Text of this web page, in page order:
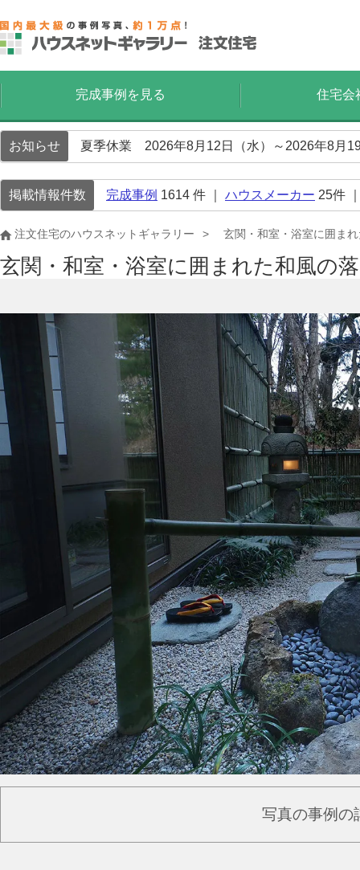
完成事例を見る 住宅会
お知らせ 夏季休業 2026年8月12日（水）～2026年8月
掲載情報件数 完成事例 1614 件 ｜ ハウスメーカー 25件
注文住宅のハウスネットギャラリー 玄関・和室・浴室に囲ま
玄関・和室・浴室に囲まれた和風の
写真の事例の